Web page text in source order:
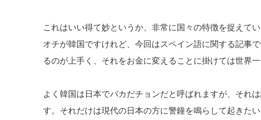
これはいい得て妙というか、非常に国々の特徴を捉えて
オチが韓国ですけれど、今回はスペイン語に関する記事
るのが上手く、それをお金に変えることに掛けては世界
よく韓国は日本でバカだチョンだと呼ばれますが、それ
す。それだけは現代の日本の方に警鐘を鳴らして起きた